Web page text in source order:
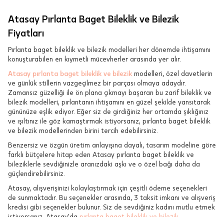
Atasay Pırlanta Baget Bileklik ve Bilezik
Fiyatları
Pırlanta baget bileklik ve bilezik modelleri her dönemde ihtişamını
konuşturabilen en kıymetli mücevherler arasında yer alır.
Atasay pırlanta baget bileklik ve bilezik modelleri, özel davetlerin
ve günlük stillerin vazgeçilmez bir parçası olmaya adaydır.
Zamansız güzelliği ile ön plana çıkmayı başaran bu zarif bileklik ve
bilezik modelleri, pırlantanın ihtişamını en güzel şekilde yansıtarak
gününüze eşlik ediyor. Eğer siz de girdiğiniz her ortamda şıklığınız
ve ışıltınız ile göz kamaştırmak istiyorsanız, pırlanta baget bileklik
ve bilezik modellerinden birini tercih edebilirsiniz.
Benzersiz ve özgün üretim anlayışına dayalı, tasarım modeline göre
farklı bütçelere hitap eden Atasay pırlanta baget bileklik ve
bileziklerle sevdiğinizle aranızdaki aşkı ve o özel bağı daha da
güçlendirebilirsiniz.
Atasay, alışverişinizi kolaylaştırmak için çeşitli ödeme seçenekleri
de sunmaktadır. Bu seçenekler arasında, 3 taksit imkanı ve alışveriş
kredisi gibi seçenekler bulunur. Siz de sevdiğiniz kadını mutlu etmek